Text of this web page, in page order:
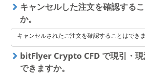
キャンセルした注文を確認する
か。
キャンセルされたご注文を確認することはできま
bitFlyer Crypto CFD で現引・現
できますか。